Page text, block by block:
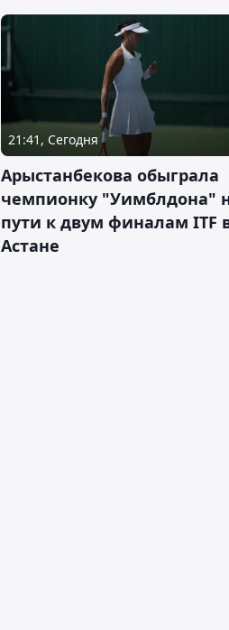
21:41, Сегодня
Арыстанбекова обыграла
чемпионку "Уимблдона"
пути к двум финалам ITF
Астане